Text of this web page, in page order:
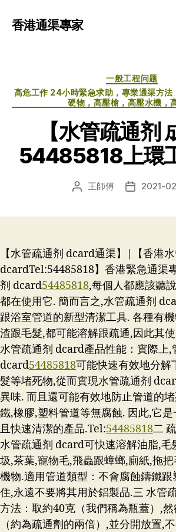
香港通渠專家
分
类
一般工程问题
高危工作 24小時緊急求助，專業通渠方法
硬物，高壓槍，高壓水機，
【水管疏通剂
54485818上環
文 王師傅
发 2021-
【水管疏通剂 dcard通渠】|【香港
dcardTel:54485818】香港緊急通渠
剂 dcard54485818,每個人都應該聽
都在使用它. 簡而言之,水管疏通剂
跟浴室管道的新型清潔工具. 各種有
渣跟毛髮,都可能溶解跟疏通,因此其
水管疏通剂 dcard產品性能：實際上,
dcard54485818可能快速有效地分解
髮等堵死物,從而實現水管疏通剂
異味. 而且還可能有效地防止管道的
鐵,橡膠,塑料管道等無腐蝕. 因此,它
且快速清潔的產品.Tel:54485818二
水管疏通剂 dcard可快速溶解油脂,毛
圾,茶葉,寵物毛,飛蟲跟蟑螂,廁紙,拖
機物.適用管道類型：不會腐蝕鑄鐵
住,永遠不要將其用於鋁製品.三 水管
方法：取約40克（我們稱為瓶蓋）,
（約為疏通劑的兩倍）,並分開放置,